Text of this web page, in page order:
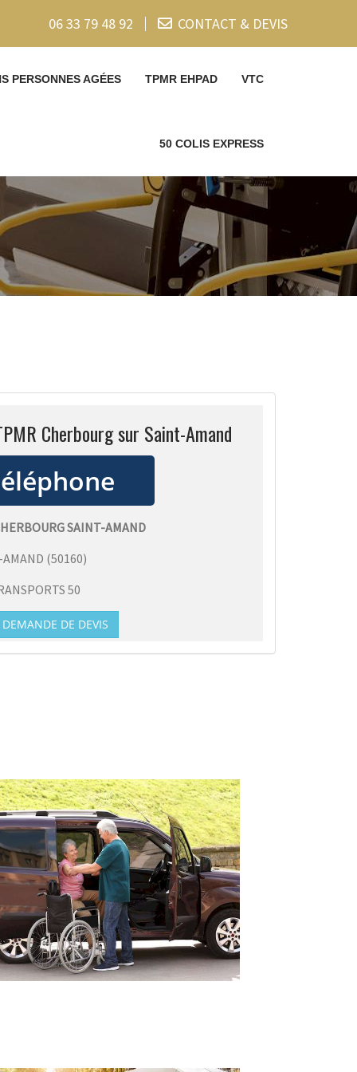
06 33 79 48 92 CONTACT & DEVIS
PERSONNES AGÉES TPMR EHPAD VTC
50 COLIS EXPRESS
Cherbourg sur Saint-Amand
SAINT-AMAND
(50160)
50
DE DEVIS